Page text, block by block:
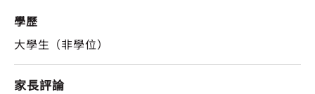
學歷
大學生（非學位）
家長評論